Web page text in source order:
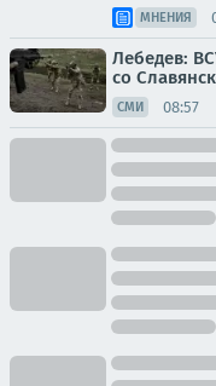
МНЕНИЯ
Лебедев:
со
СМИ 08:57